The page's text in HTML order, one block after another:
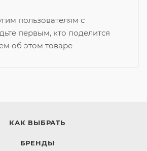
пользователям с
первым, кто поделится
об этом товаре
КАК ВЫБРАТЬ
БРЕНДЫ